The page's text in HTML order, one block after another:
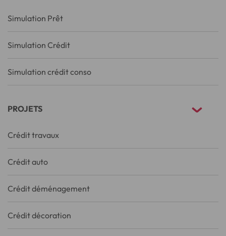
Simulation Prêt
Simulation Crédit
Simulation crédit conso
PROJETS
Crédit travaux
Crédit auto
Crédit déménagement
Crédit décoration